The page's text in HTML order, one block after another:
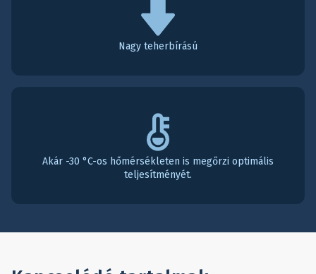
Nagy teherbírású
Akár -30 °C-os hőmérsékleten is megőrzi optimális
teljesítményét.